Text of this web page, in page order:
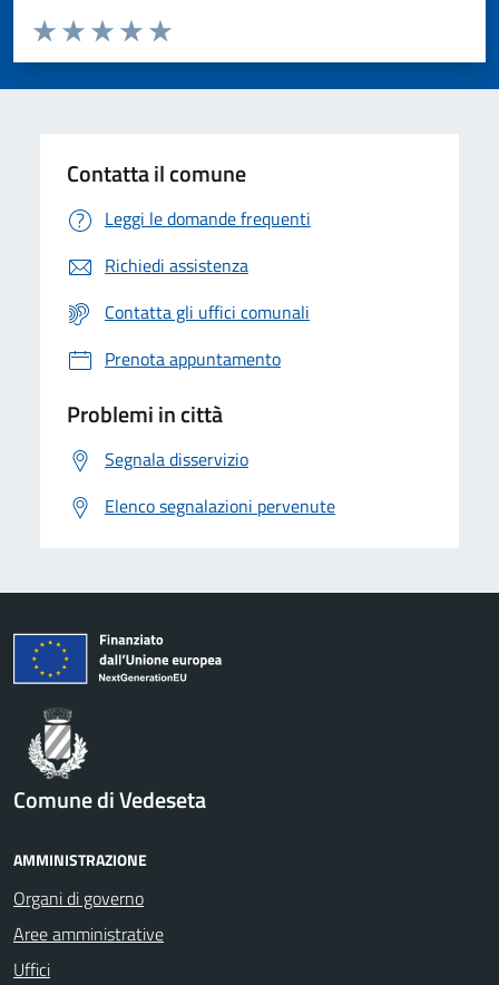
Valuta da 1 a 5 stelle la pagina
Valuta 5 stelle su 5
Valuta 4 stelle su 5
Valuta 3 stelle su 5
Valuta 2 stelle su 5
Valuta 1 stelle su 5
Contatta il comune
Leggi le domande frequenti
Richiedi assistenza
Contatta gli uffici comunali
Prenota appuntamento
Problemi in città
Segnala disservizio
Elenco segnalazioni pervenute
Comune di Vedeseta
AMMINISTRAZIONE
Organi di governo
Aree amministrative
Uffici